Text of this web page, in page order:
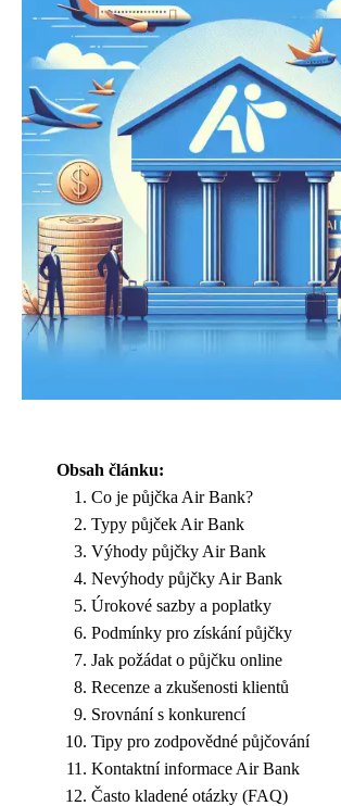
Obsah článku:
Co je půjčka Air Bank?
Typy půjček Air Bank
Výhody půjčky Air Bank
Nevýhody půjčky Air Bank
Úrokové sazby a poplatky
Podmínky pro získání půjčky
Jak požádat o půjčku online
Recenze a zkušenosti klientů
Srovnání s konkurencí
Tipy pro zodpovědné půjčování
Kontaktní informace Air Bank
Často kladené otázky (FAQ)